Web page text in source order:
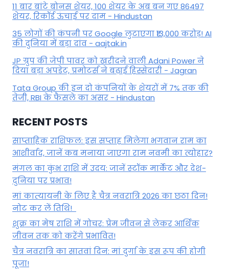
11 बार बांटे बोनस शेयर, 100 शेयर के अब बन गए 86497
शेयर, रिकॉर्ड ऊंचाई पर दाम - Hindustan
35 लोगों की कंपनी पर Google लुटाएगा ₹13,000 करोड़! AI
की दुनिया में बड़ा दांव - aajtak.in
JP ग्रुप की जेपी पावर को खरीदने वाली Adani Power ने
दिया बड़ा अपडेट, प्रमोटर्स ने बढ़ाई हिस्सेदारी - Jagran
Tata Group की इन दो कंपनियों के शेयरों में 7% तक की
तेजी, RBI के फैसले का असर - Hindustan
RECENT POSTS
साप्ताहिक राशिफल: इस सप्ताह मिलेगा भगवान राम का
आशीर्वाद, जानें कब मनाया जाएगा राम नवमी का त्योहार?
मंगल का कुंभ राशि में उदय: जानें स्‍टॉक मार्केट और देश-
दुनिया पर प्रभाव!
मां कात्‍यायनी के लिए है चैत्र नवरात्रि 2026 का छठा दिन!
नोट कर लें तिथि!
शुक्र का मेष राशि में गोचर: प्रेम जीवन से लेकर आर्थिक
जीवन तक को करेंगे प्रभावित!
चैत्र नवरात्रि का सातवां दिन: मां दुर्गा के इस रूप की होगी
पूजा!